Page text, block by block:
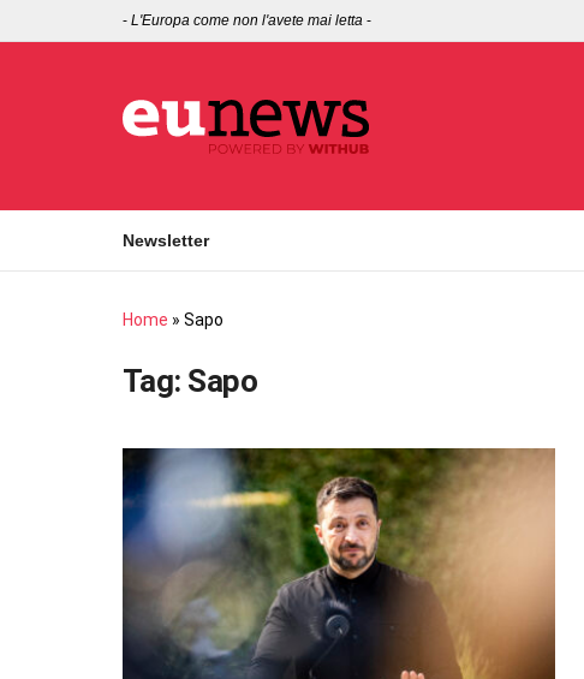
- L'Europa come non l'avete mai letta -
Newsletter
Home » Sapo
Tag: Sapo